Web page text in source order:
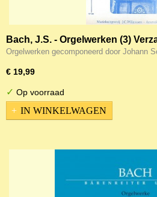
Bach, J.S. - Orgelwerken (3)
Bruin
Orgelwerken gecomponeerd door Johann
€ 19,99
✓ Op voorraad
IN WINKELWAGEN